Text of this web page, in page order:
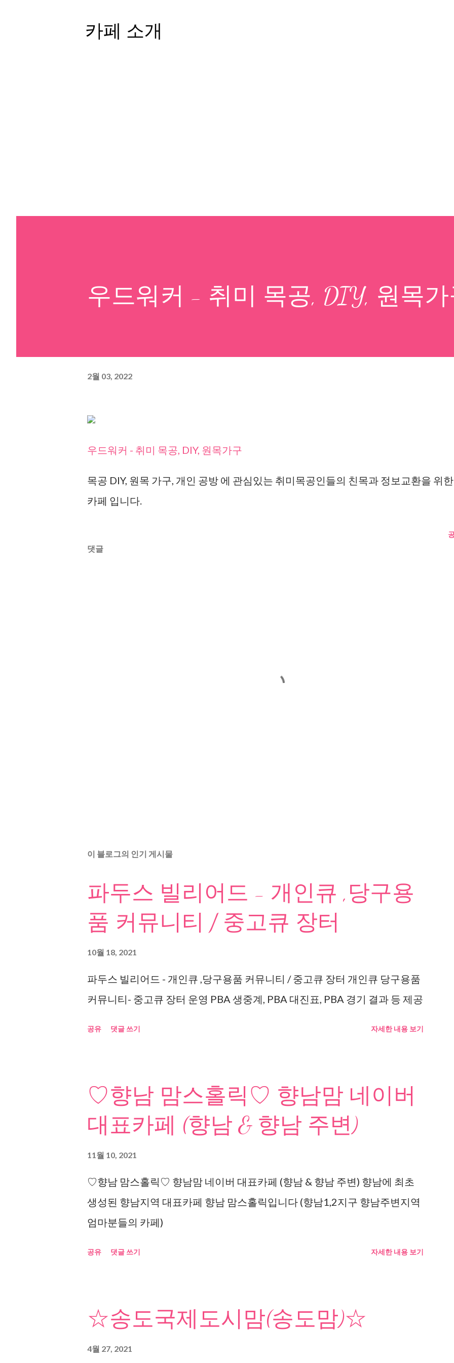
카페 소개
우드워커 - 취미 목공, DIY, 원목
2월 03, 2022
우드워커 - 취미 목공, DIY, 원목가구
목공 DIY, 원목 가구, 개인 공방 에 관심있는 취미목공인들의 친목과 정보교환을 위한
카페 입니다.
댓글
이 블로그의 인기 게시물
파두스 빌리어드 - 개인큐 ,당구용
품 커뮤니티 / 중고큐 장터
10월 18, 2021
파두스 빌리어드 - 개인큐 ,당구용품 커뮤니티 / 중고큐 장터 개인큐 당구용품
커뮤니티- 중고큐 장터 운영 PBA 생중계, PBA 대진표, PBA 경기 결과 등 제공
공유 댓글 쓰기 자세한 내용 보기
♡향남 맘스홀릭♡ 향남맘 네이버
대표카페 (향남 & 향남 주변)
11월 10, 2021
♡향남 맘스홀릭♡ 향남맘 네이버 대표카페 (향남 & 향남 주변) 향남에 최초
생성된 향남지역 대표카페 향남 맘스홀릭입니다 (향남1,2지구 향남주변지역
엄마분들의 카페)
공유 댓글 쓰기 자세한 내용 보기
☆송도국제도시맘(송도맘)☆
4월 27, 2021